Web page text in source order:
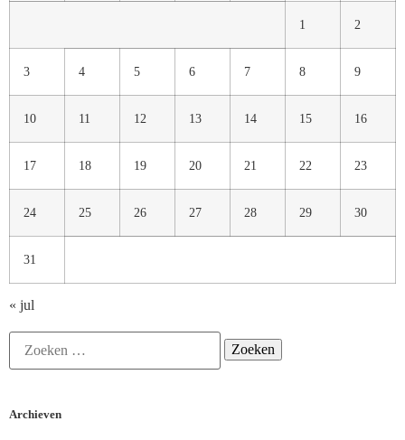
1 2
3 4 5 6 7 8 9
10 11 12 13 14 15 16
17 18 19 20 21 22 23
24 25 26 27 28 29 30
31
« jul
Archieven